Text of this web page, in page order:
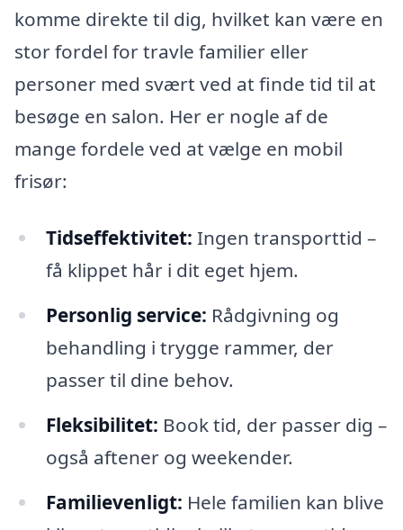
komme direkte til dig, hvilket kan være en
stor fordel for travle familier eller
personer med svært ved at finde tid til at
besøge en salon. Her er nogle af de
mange fordele ved at vælge en mobil
frisør:
Tidseffektivitet: Ingen transporttid –
få klippet hår i dit eget hjem.
Personlig service: Rådgivning og
behandling i trygge rammer, der
passer til dine behov.
Fleksibilitet: Book tid, der passer dig –
også aftener og weekender.
Familievenligt: Hele familien kan blive